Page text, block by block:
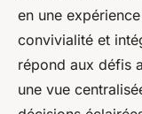
en une
convivialité et
répond aux défis
une vue